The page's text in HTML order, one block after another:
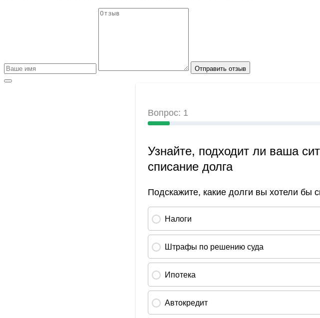
Отправить отзыв